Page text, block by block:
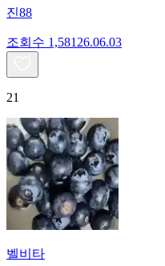
진88
조회수 1,581 26.06.03
21
벨비타